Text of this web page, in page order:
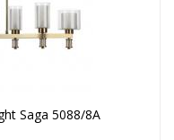
Saga 5088/8A